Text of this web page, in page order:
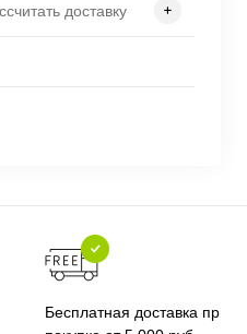
доставку
Бесплатная доставка при